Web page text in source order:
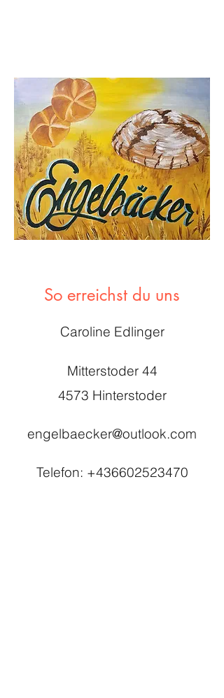
So erreichst du uns
Caroline Edlinger
Mitterstoder 44
4573 Hinterstoder
engelbaecker@outlook.com
Telefon: +436602523470